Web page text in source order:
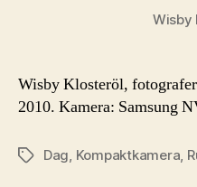
Wisby
Wisby Klosteröl,
2010. Kamera: Samsung
Etiketter
Dag, Kompaktkamera,